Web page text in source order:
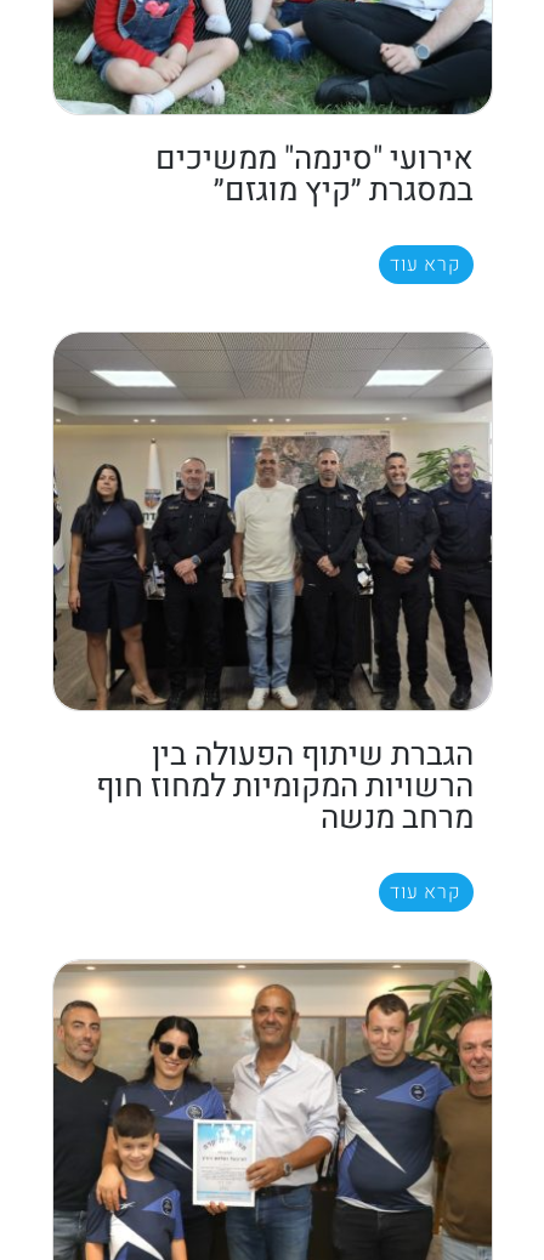
אירועי "סינמה" ממשיכים
במסגרת ״קיץ מוגזם״
קרא עוד
הגברת שיתוף הפעולה בין
הרשויות המקומיות למחוז חוף
מרחב מנשה
קרא עוד